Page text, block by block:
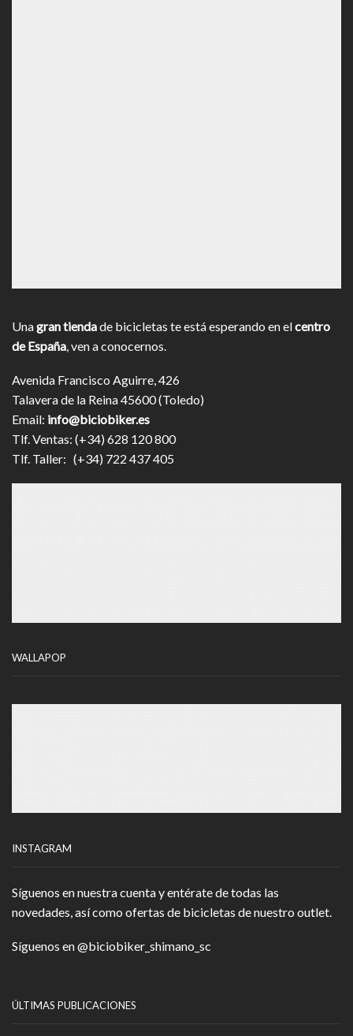
Unagran tiendade bicicletas te está esperando en elcentro
de España , ven a conocernos.
Avenida Francisco Aguirre, 426
Talavera de la Reina 45600 (Toledo)
Email: info@biciobiker.es
Tlf. Ventas: (+34) 628 120 800
Tlf. Taller: (+34) 722 437 405
WALLAPOP
INSTAGRAM
Síguenos en nuestra cuenta y entérate de todas las
novedades, así como ofertas de bicicletas de nuestro outlet.
Síguenos en@biciobiker_shimano_sc
ÚLTIMAS PUBLICACIONES